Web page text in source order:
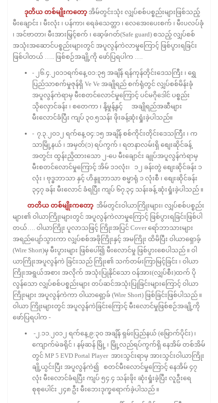
ဒုတိယ တစ်မျိုးကတော့ အိမ်တွင်းသုံး လျှပ်စစ်ပစ္စည်းများဖြစ်သည့်
မီးချောင်း ၊ မီးလုံး ၊ ပန်ကာ၊ ရေခဲသေတ္တာ ၊ လေအေးပေးစက် ၊ မီးပလပ်ခုံ
၊ အင်ဗာတာ၊ မီးအားမြှင့်စက် ၊ ဆေ့ဖ်ဂတ်(Safe guard) စသည့် လျှပ်စစ်
အသုံးအဆောင်ပစ္စည်းများတွင် အပူလွန်ကဲလာမှုကြောင့် ဖြစ်ပွားရခြင်း
ဖြစ်ပါတယ် ….. ဖြစ်စဉ်အချို့ကို ဖော်ပြရပါက ….
- ၂၆.၄.၂၀၁၁ရက်နေ့ ၀၁:၃၅ အချိန် ရန်ကုန်တိုင်းဒေသကြီး ၊ ရွှေ
ပြည်သာစက်မှုဇုန်ရှိ Ve Ve အချိုရည် စက်ရုံတွင် လျှပ်စစ်မိန်းခုံ
အပူလွန်ကဲရာမှ မီးစတင်လောင်မှုကြောင့် ပင်မဂိုဒေါင် ပစ္စည်း
သိုလှောင်ခန်း ၊ စတေကာ ၊ နို့မှုန့်နှင့် အချိုရည်အဆီများ
မီးလောင်ခံပြီး ကျပ် ၃၀.၅သန်း ဖိုးခန့်ဆုံးရှုံးခဲ့ပါသည်။
- ၇.၃.၂၀၁၂ ရက်နေ့ ၀၄:၁၅ အချိန် စစ်ကိုင်းတိုင်းဒေသကြီး ၊ က
သာမြို့နယ် ၊ အမှတ်(၁) ရပ်ကွက် ၊ ရတနာလမ်းရှိ စျေးဆိုင်ခန့်
အတွင်း ထွန်းညှိထားသော ၂-ပေ မီးချောင်း ချုပ်အပူလွန်ကဲရာမှ
မီးစတင်လောင်မှုကြောင့် အိမ် ၁၁လုံး၊ ၁၂ ခန်းတွဲ စျေးဆိုင်ခန်း ၁
လုံး ၊ ဗုဒ္ဓဘာသာ နှင့် ဟိန္ဒူဘာသာ စမ္မာရုံ ၁ လုံးစီ ၊ စျေးဆိုင်ခန်း
၃၄၇ ခန်း မီးလောင် ခံရပြီး ကျပ် ၆၇.၃၄ သန်းခန့် ဆုံးရှုံးခဲ့ပါသည် ။
တတိယ တစ်မျိုးကတော့ အိမ်တွင်းဝါယာကြိုးများ၊ လျှပ်စစ်ပစ္စည်း
များ၏ ဝါယာကြိုးများတွင် အပူလွန်ကဲလာမှုကြောင့် ဖြစ်ပွားရခြင်းဖြစ်ပါ
တယ်…. ဝါယာကြိုး ပူလာသဖြင့် ကြိုးအပြင် Cover ရော်ဘာသားများ
အရည်ပျော်သွားကာ လျှပ်စစ်အဖိုကြိုးနှင့် အမကြိုး ထိမိပြီး ဝါယာရှောခ့်
(Wire Short)မှ မီးပွားများ ဖြစ်ပေါ်၍ မီးလောင်မှု ဖြစ်ပွားစေပါသည် ။ ဝါ
ယာကြိုးအပူလွန်ကဲ ခြင်းသည် ကြိုး၏ သက်တမ်းကြာမြင့်ခြင်း ၊ ဝါယာ
ကြိုးအရွယ်အစား အလိုက် အသုံးပြုနိုင်သော ဝန်အား(လျှပ်စီး)ထက် ပို
လွန်သော လျှပ်စစ်ပစ္စည်းများ တပ်ဆင်အသုံးပြုခြင်းများကြောင့် ဝါယာ
ကြိုးများ အပူလွန်ကဲကာ ဝါယာရှော့ခ် (Wire Short) ဖြစ်ခြင်းဖြစ်ပါသည် ။
ဝါယာ ကြိုးများတွင် အပူလွန်ကဲခြင်းကြောင့် မီးလောင်မှုဖြစ်စဉ်အချို့ကို
ဖော်ပြရပါက -
-၂.၁၁.၂၀၁၂ ရက်နေ့ ၉:၃၀ အချိန် ရှမ်းပြည်နယ် (မြောက်ပိုင်း) ၊
ကျောက်မဲခရိုင် ၊ နမ့်ဆန် မြို့ ၊ မြို့လည်ရပ်ကွက်ရှိ နေအိမ် တစ်အိမ်
တွင် MP 5 EVD Portal Player အားသွင်းရာမှ အားသွင်းဝါယာကြိုး
ချို့ယွင်းပြီး အပူလွန်ကဲ၍ စတင်မီးလောင်မှုကြောင့် နေအိမ် ၄၇
လုံး မီးလောင်ခံရပြီး ကျပ် ၅၄.၄ သန်းဖိုး ဆုံးရှုံးခဲ့ပြီး လူဦးရေ
စုစုပေါင်း ၂၄၈ ဦး မီးဘေးဒုက္ခရောက်ခဲ့ပါသည် ။